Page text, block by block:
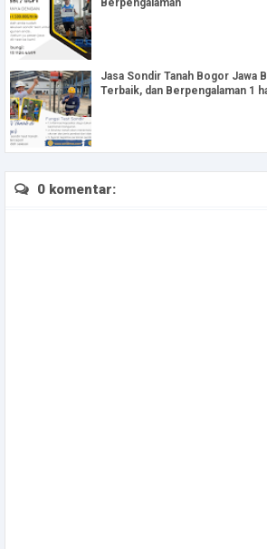
Jasa Sondir Tanah Bogor Jawa
Terbaik, dan Berpengalaman 1
0 komentar: